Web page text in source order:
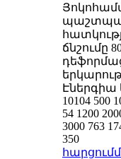
ճնշումը
Էներգիա
10104 500
54 1200
3000 763
350
հարցում